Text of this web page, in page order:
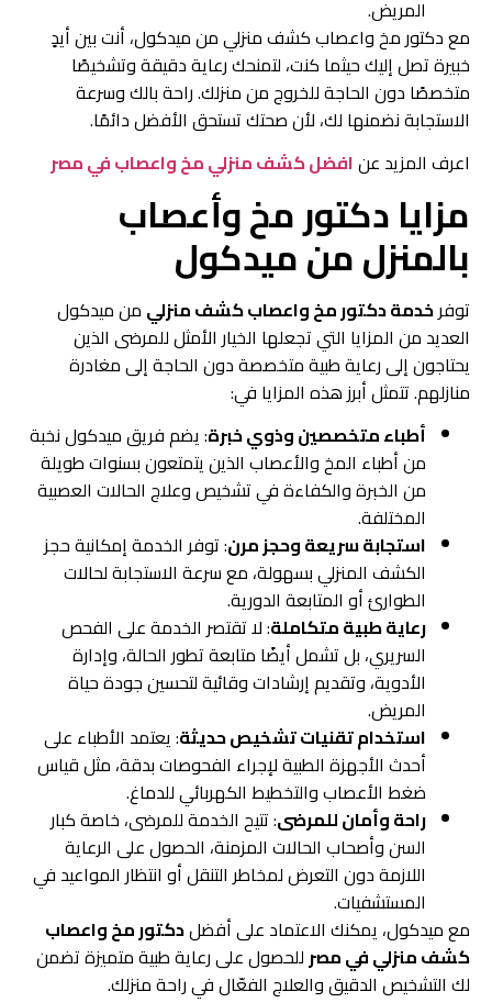
المريض.
مع دكتور مخ واعصاب كشف منزلي من ميدكول، أنت بين أيدٍ
خبيرة تصل إليك حيثما كنت، لتمنحك رعاية دقيقة وتشخيصًا
متخصصًا دون الحاجة للخروج من منزلك. راحة بالك وسرعة
الاستجابة نضمنها لك، لأن صحتك تستحق الأفضل دائمًا.
اعرف المزيد عنافضل كشف منزلي مخ واعصاب في مصر
مزايا دكتور مخ وأعصاب
بالمنزل من ميدكول
توفرخدمة دكتور مخ واعصاب كشف منزلي من ميدكول
العديد من المزايا التي تجعلها الخيار الأمثل للمرضى الذين
يحتاجون إلى رعاية طبية متخصصة دون الحاجة إلى مغادرة
منازلهم. تتمثل أبرز هذه المزايا في:
أطباء متخصصين وذوي خبرة: يضم فريق ميدكول نخبة
من أطباء المخ والأعصاب الذين يتمتعون بسنوات طويلة
من الخبرة والكفاءة في تشخيص وعلاج الحالات العصبية
المختلفة.
استجابة سريعة وحجز مرن: توفر الخدمة إمكانية حجز
الكشف المنزلي بسهولة، مع سرعة الاستجابة لحالات
الطوارئ أو المتابعة الدورية.
رعاية طبية متكاملة: لا تقتصر الخدمة على الفحص
السريري، بل تشمل أيضًا متابعة تطور الحالة، وإدارة
الأدوية، وتقديم إرشادات وقائية لتحسين جودة حياة
المريض.
استخدام تقنيات تشخيص حديثة: يعتمد الأطباء على
أحدث الأجهزة الطبية لإجراء الفحوصات بدقة، مثل قياس
ضغط الأعصاب والتخطيط الكهربائي للدماغ.
راحة وأمان للمرضى: تتيح الخدمة للمرضى، خاصة كبار
السن وأصحاب الحالات المزمنة، الحصول على الرعاية
اللازمة دون التعرض لمخاطر التنقل أو انتظار المواعيد في
المستشفيات.
مع ميدكول، يمكنك الاعتماد على أفضلدكتور مخ واعصاب
كشف منزلي في مصرللحصول على رعاية طبية متميزة تضمن
لك التشخيص الدقيق والعلاج الفعّال في راحة منزلك.